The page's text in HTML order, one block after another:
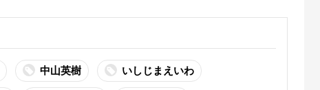
中山英樹 いしじまえいわ